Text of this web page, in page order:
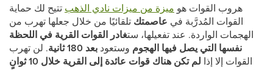
هروب القوات هو ميزة من ميزات نادي الذهب تتيح لك حماية
القوات المُدرَّبة في عاصمتك تلقائيًا من خلال جعلها تهرب من
الهجمات الواردة. عند تفعيلها، ستغادر القوات القرية في اللحظة
نفسها التي يصل فيها الهجوم وستعود بعد 180 ثانية
. لن تهرب
القوات إلا إذا لم تكن هناك قوات عائدة إلى القرية خلال 10 ثوانٍ